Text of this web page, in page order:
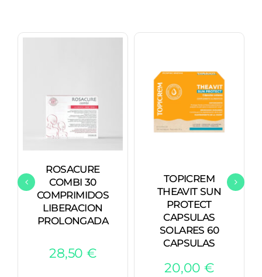
ROSACURE
COMBI 30
COMPRIMIDOS
LIBERACION
PROLONGADA
28,50 €
TOPICREM
THEAVIT SUN
PROTECT
CAPSULAS
SOLARES 60
CAPSULAS
20,00 €